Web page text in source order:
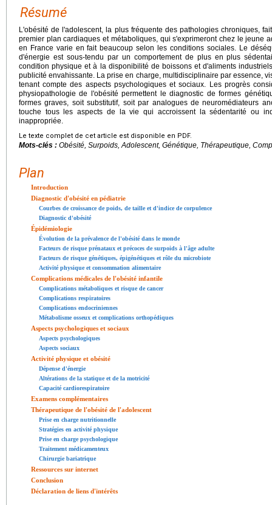
Résumé
L'obésité de l'adolescent, la plus fréquente des pathologies chroniques,
premier plan cardiaques et métaboliques, qui s'exprimeront chez le jeune
en France varie en fait beaucoup selon les conditions sociales. Le
d'énergie est sous-tendu par un comportement de plus en plus
condition physique et à la disponibilité de boissons et d'aliments
publicité envahissante. La prise en charge, multidisciplinaire par essence,
tenant compte des aspects psychologiques et sociaux. Les progrès
physiopathologie de l'obésité permettent le diagnostic de formes
formes graves, soit substitutif, soit par analogues de neuromédiateurs
touche tous les aspects de la vie qui accroissent la sédentarité ou
inappropriée.
Le texte complet de cet article est disponible en PDF.
Mots-clés : Obésité, Surpoids, Adolescent, Génétique, Thérapeutique,
Plan
Introduction
Diagnostic d'obésité en pédiatrie
Courbes de croissance de poids, de taille et d'indice de corpulence
Diagnostic d'obésité
Épidémiologie
Évolution de la prévalence de l'obésité dans le monde
Facteurs de risque prénataux et précoces de surpoids à l'âge adulte
Facteurs de risque génétiques, épigénétiques et rôle du microbiote
Activité physique et consommation alimentaire
Complications médicales de l'obésité infantile
Complications métaboliques et risque de cancer
Complications respiratoires
Complications endocriniennes
Métabolisme osseux et complications orthopédiques
Aspects psychologiques et sociaux
Aspects psychologiques
Aspects sociaux
Activité physique et obésité
Dépense d'énergie
Altérations de la statique et de la motricité
Capacité cardiorespiratoire
Examens complémentaires
Thérapeutique de l'obésité de l'adolescent
Prise en charge nutritionnelle
Stratégies en activité physique
Prise en charge psychologique
Traitement médicamenteux
Chirurgie bariatrique
Ressources sur internet
Conclusion
Déclaration de liens d'intérêts